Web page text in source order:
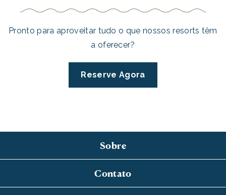
Pronto para aproveitar tudo o que nossos resorts têm
a oferecer?
Reserve Agora
Sobre
Contato